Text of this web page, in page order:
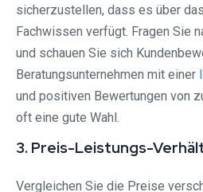
sicherzustellen, dass es über
Fachwissen verfügt. Fragen Sie
und schauen Sie sich
Beratungsunternehmen mit einer
und positiven Bewertungen von
oft eine gute Wahl.
3. Preis-Leistungs-
Vergleichen Sie die Preise